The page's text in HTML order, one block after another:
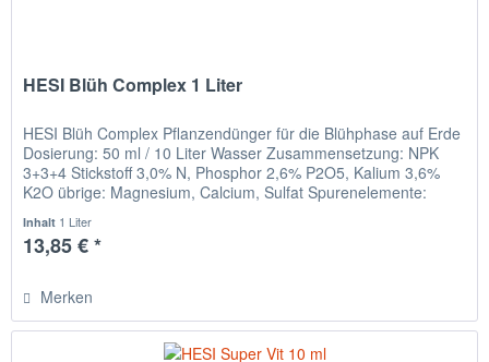
HESI Blüh Complex 1 Liter
HESI Blüh Complex Pflanzendünger für die Blühphase auf Erde
Dosierung: 50 ml / 10 Liter Wasser Zusammensetzung: NPK
3+3+4 Stickstoff 3,0% N, Phosphor 2,6% P2O5, Kalium 3,6%
K2O übrige: Magnesium, Calcium, Sulfat Spurenelemente:
Inhalt 1 Liter
13,85 € *
Merken